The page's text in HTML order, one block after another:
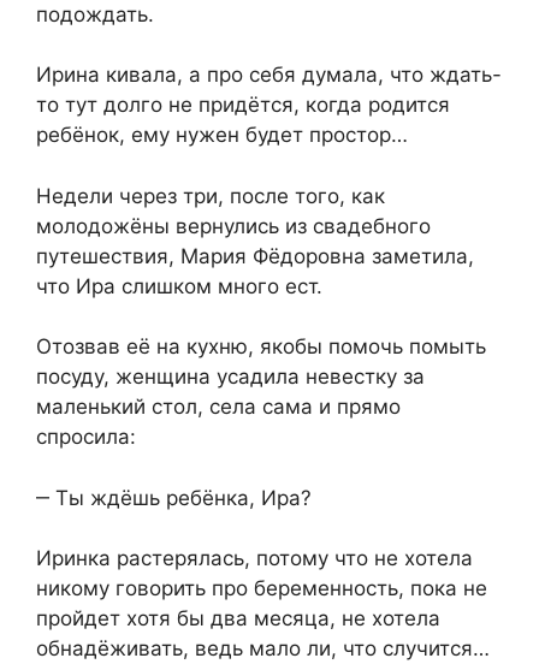
подождать.
Ирина кивала, а про себя думала, что ждать-
то тут долго не придётся, когда родится
ребёнок, ему нужен будет простор…
Недели через три, после того, как
молодожёны вернулись из свадебного
путешествия, Мария Фёдоровна заметила,
что Ира слишком много ест.
Отозвав её на кухню, якобы помочь помыть
посуду, женщина усадила невестку за
маленький стол, села сама и прямо
спросила:
‒ Ты ждёшь ребёнка, Ира?
Иринка растерялась, потому что не хотела
никому говорить про беременность, пока не
пройдет хотя бы два месяца, не хотела
обнадёживать, ведь мало ли, что случится…